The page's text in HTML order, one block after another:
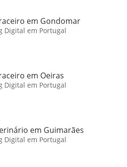
em Gondomar
Digital em Portugal
em Oeiras
Digital em Portugal
em Guimarães
Digital em Portugal